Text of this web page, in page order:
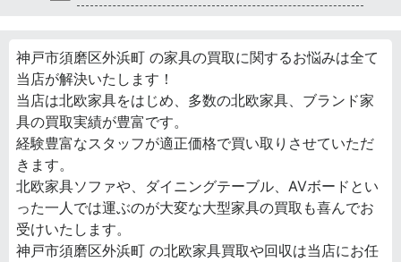
神戸市須磨区外浜町 の家具の買取に関するお悩みは全て
当店が解決いたします！
当店は北欧家具をはじめ、多数の北欧家具、ブランド家
具の買取実績が豊富です。
経験豊富なスタッフが適正価格で買い取りさせていただ
きます。
北欧家具ソファや、ダイニングテーブル、AVボードとい
った一人では運ぶのが大変な大型家具の買取も喜んでお
受けいたします。
神戸市須磨区外浜町 の北欧家具買取や回収は当店にお任